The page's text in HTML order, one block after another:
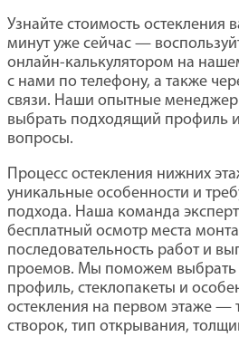
Узнайте стоимость остекления
минут уже сейчас —
онлайн-калькулятором на
с нами по телефону, а также
связи. Наши опытные
выбрать подходящий профиль и
вопросы.
Процесс остекления нижних
уникальные особенности и
подхода. Наша команда
бесплатный осмотр места
последовательность работ и
проемов. Мы поможем
профиль, стеклопакеты и
остекления на первом этаже —
створок, тип открывания,